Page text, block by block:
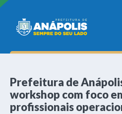
Prefeitura de
workshop com foco
profissionais